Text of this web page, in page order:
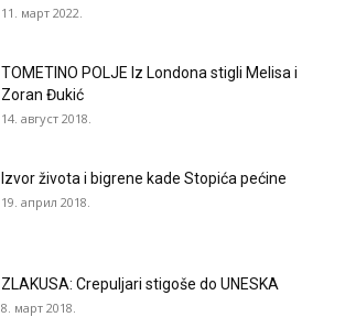
11. март 2022.
TOMETINO POLJE Iz Londona stigli Melisa i
Zoran Đukić
14. август 2018.
Izvor života i bigrene kade Stopića pećine
19. април 2018.
ZLAKUSA: Crepuljari stigoše do UNESKA
8. март 2018.